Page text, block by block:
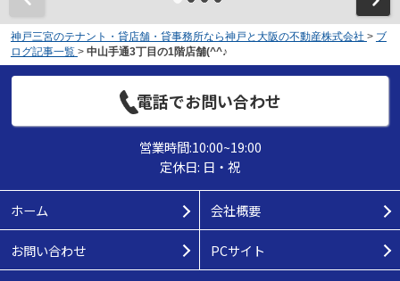
神戸三宮のテナント・貸店舗・貸事務所なら神戸と大阪の不動産株式会社 > ブ
ログ記事一覧 > 中山手通3丁目の1階店舗(^^♪
電話でお問い合わせ
営業時間:10:00~19:00
定休日: 日・祝
ホーム 会社概要
お問い合わせ PCサイト